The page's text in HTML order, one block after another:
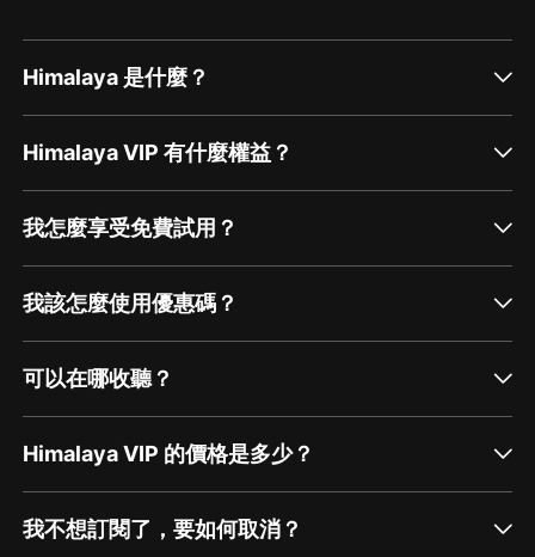
Himalaya 是什麼？
Himalaya VIP 有什麼權益？
我怎麼享受免費試用？
我該怎麼使用優惠碼？
可以在哪收聽？
Himalaya VIP 的價格是多少？
我不想訂閱了，要如何取消？